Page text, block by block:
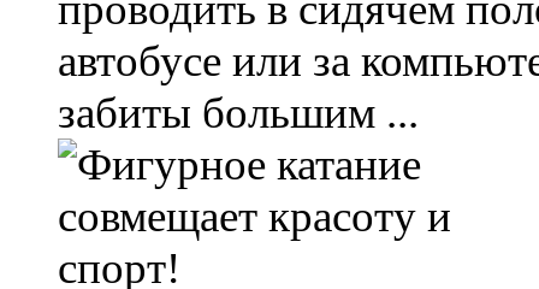
автобусе или за
забиты большим ...